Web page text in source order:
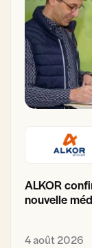
ALKOR
nouvelle
4 août 2026